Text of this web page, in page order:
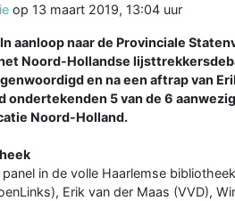
op 13 maart 2019, 13:04 uur
In aanloop naar de Provinciale
Noord-Hollandse
en na een aftrap van
ondertekenden 5 van de 6
Noord-Holland.
in de volle Haarlemse
Erik van der Maas (VVD),